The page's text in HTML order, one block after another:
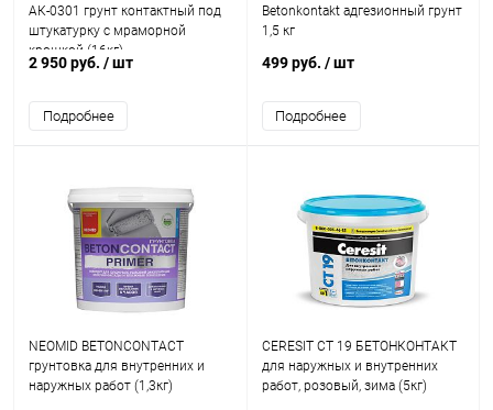
АК-0301 грунт контактный под
штукатурку с мраморной
крошкой (16кг)
2 950 руб. / шт
Подробнее
Betonkontakt адгезионный грунт
1,5 кг
499 руб. / шт
Подробнее
NEOMID BETONCONTACT
грунтовка для внутренних и
наружных работ (1,3кг)
CERESIT CT 19 БЕТОНКОНТАКТ
для наружных и внутренних
работ, розовый, зима (5кг)